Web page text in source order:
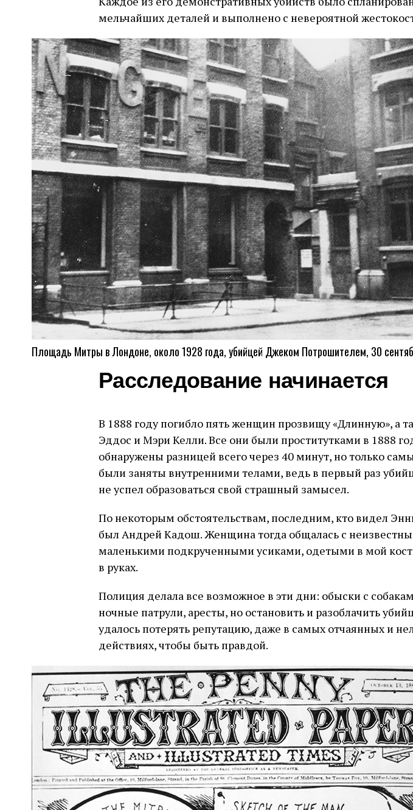
мельчайших деталей и выполнено с невероятной
Площадь Митры в Лондоне, около 1928 года, убийцей Джеком Потрошителем, 30
Расследование начинается
В 1888 году погибло пять женщин прозвищу «Длинную», а
Эддос и Мэри Келли. Все они были проститутками в 1888
обнаружены разницей всего через 40 минут, но только
были заняты внутренними телами, ведь в первый раз
не успел образоваться свой страшный замысел.
По некоторым обстоятельствам, последним, кто видел
был Андрей Кадош. Женщина тогда общалась с
маленькими подкрученными усиками, одетыми в мой
в руках.
Полиция делала все возможное в эти дни: обыски с
ночные патрули, аресты, но остановить и разоблачить
удалось потерять репутацию, даже в самых отчаянных и
действиях, чтобы быть правдой.